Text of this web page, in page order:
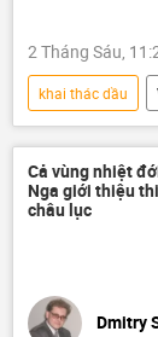
2 Tháng Sáu,
khai thác dầu
năng lượng
Tập đoàn Dầu
dầu mỏ
Cả vùng nhiệt
Nga giới thiệu
châu lục
Dmitry